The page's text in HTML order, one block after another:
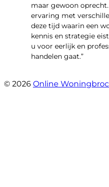
maar gewoon
ervaring met
deze tijd waarin een
kennis en strategie
u voor eerlijk en
handelen gaat.”
© 2026 Online